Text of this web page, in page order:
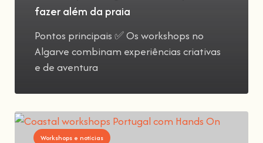
fazer além da praia
Pontos principais ✅ Os workshops no
Algarve combinam experiências criativas
e de aventura
Workshops e notícias